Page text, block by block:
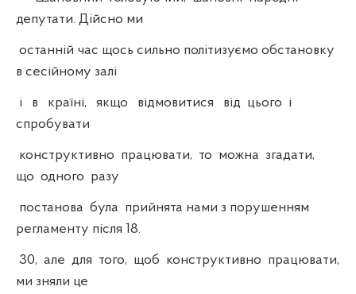
депутати. Дійсно ми
останній час щось сильно політизуємо обстановку
в сесійному залі
і в країні, якщо відмовитися від цього і
спробувати
конструктивно працювати, то можна згадати,
що одного разу
постанова була прийнята нами з порушенням
регламенту після 18.
30, але для того, щоб конструктивно працювати,
ми зняли це